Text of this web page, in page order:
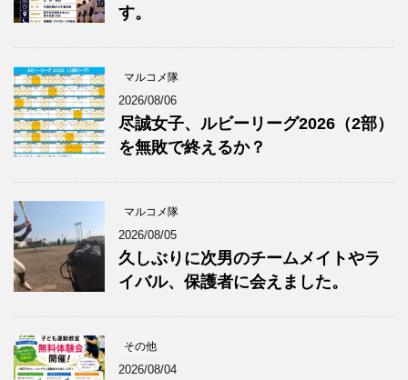
す。
マルコメ隊
2026/08/06
尽誠女子、ルビーリーグ2026（2部）
を無敗で終えるか？
マルコメ隊
2026/08/05
久しぶりに次男のチームメイトやラ
イバル、保護者に会えました。
その他
2026/08/04